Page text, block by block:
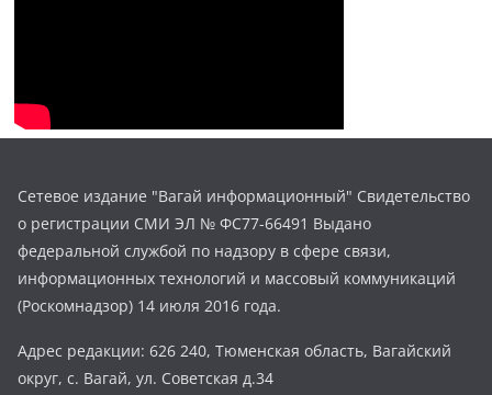
Сетевое издание "Вагай информационный" Свидетельство
о регистрации СМИ ЭЛ № ФС77-66491 Выдано
федеральной службой по надзору в сфере связи,
информационных технологий и массовый коммуникаций
(Роскомнадзор) 14 июля 2016 года.
Адрес редакции: 626 240, Тюменская область, Вагайский
округ, с. Вагай, ул. Советская д.34